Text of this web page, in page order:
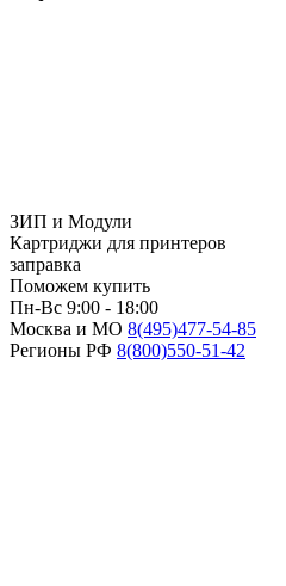
ЗИП и Модули
Картриджи для принтеров
заправка
Поможем купить
Пн-Вс 9:00 - 18:00
Москва и МО 8(495)477-54-85
Регионы РФ 8(800)550-51-42